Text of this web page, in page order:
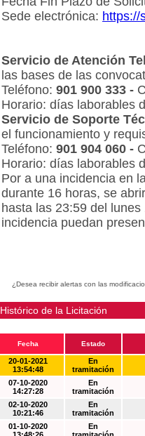
Sede electrónica: https://
Servicio de Atención
las bases de las
Teléfono: 901 900 333 -
Horario: días laborables
Servicio de Soporte
el funcionamiento y
Teléfono: 901 904 060 -
Horario: días laborables
Por a una incidencia en
durante 16 horas, se
hasta las 23:59 del
incidencia puedan
¿Desea recibir alertas con las
Histórico de la Licitación
Fecha Estado
20-01-2021
13:54:48
En
tramitación
07-10-2020
14:27:28
En
tramitación
02-10-2020
10:21:46
En
tramitación
01-10-2020
En